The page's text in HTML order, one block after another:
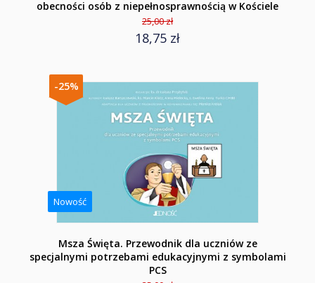
obecności osób z niepełnosprawnością w Kościele
25,00 zł
18,75 zł
-25%
Nowość
Msza Święta. Przewodnik dla uczniów ze
specjalnymi potrzebami edukacyjnymi z symbolami
PCS